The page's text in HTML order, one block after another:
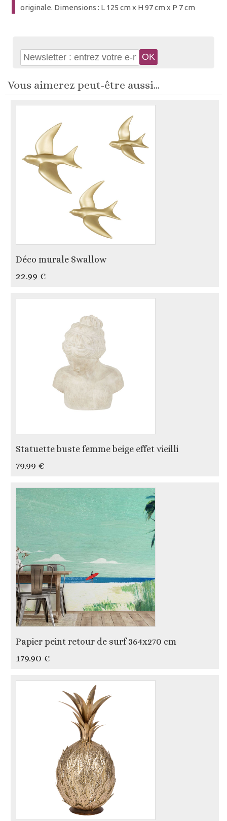
originale. Dimensions : L 125 cm x H 97 cm x P 7 cm
Vous aimerez peut-être aussi...
Déco murale Swallow
22.99 €
Statuette buste femme beige effet vieilli
79.99 €
Papier peint retour de surf 364x270 cm
179.90 €